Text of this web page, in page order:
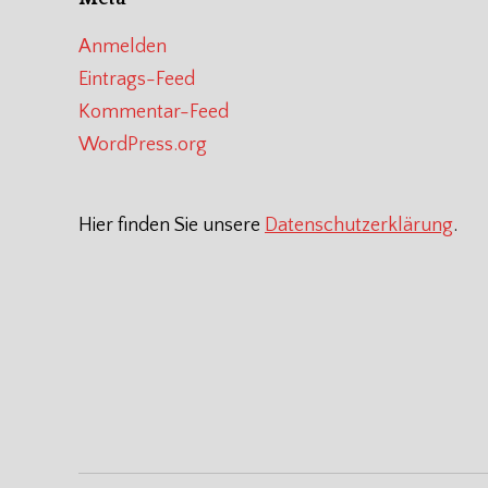
Anmelden
Eintrags-Feed
Kommentar-Feed
WordPress.org
Hier finden Sie unsere Datenschutzerklärung.